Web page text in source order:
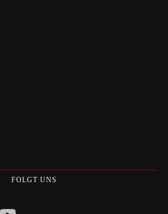
FOLGT UNS
YouTube